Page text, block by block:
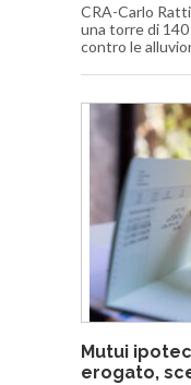
CRA-Carlo
una torre di
contro le
Mutui
erogato,